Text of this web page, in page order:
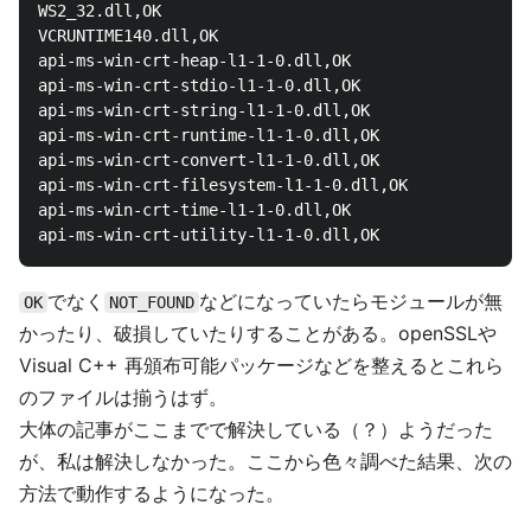
WS2_32.dll,OK
VCRUNTIME140.dll,OK
api-ms-win-crt-heap-l1-1-0.dll,OK
api-ms-win-crt-stdio-l1-1-0.dll,OK
api-ms-win-crt-string-l1-1-0.dll,OK
api-ms-win-crt-runtime-l1-1-0.dll,OK
api-ms-win-crt-convert-l1-1-0.dll,OK
api-ms-win-crt-filesystem-l1-1-0.dll,OK
api-ms-win-crt-time-l1-1-0.dll,OK
OK でなく NOT_FOUND などになっていたらモジュールが無
かったり、破損していたりすることがある。openSSLや
Visual C++ 再頒布可能パッケージなどを整えるとこれら
のファイルは揃うはず。
大体の記事がここまでで解決している（？）ようだった
が、私は解決しなかった。ここから色々調べた結果、次の
方法で動作するようになった。